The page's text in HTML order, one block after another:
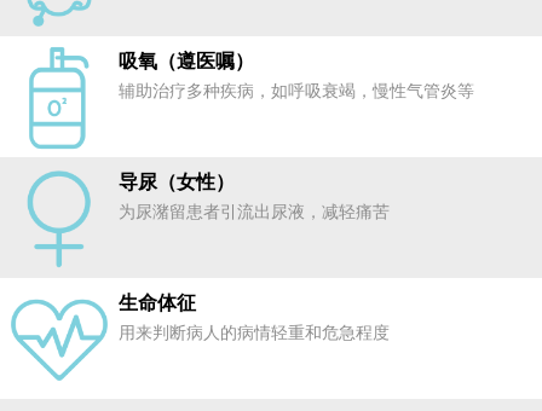
吸氧（遵医嘱）
辅助治疗多种疾病，如呼吸衰竭，慢性气管炎等
导尿（女性）
为尿潴留患者引流出尿液，减轻痛苦
生命体征
用来判断病人的病情轻重和危急程度